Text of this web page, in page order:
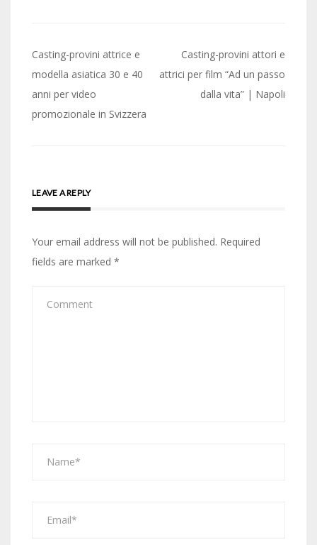
Post
navigation
Casting-provini attrice e
modella asiatica 30 e 40
anni per video
promozionale in Svizzera
Casting-provini attori e
attrici per film “Ad un passo
dalla vita” | Napoli
LEAVE A REPLY
Your email address will not be published. Required
fields are marked *